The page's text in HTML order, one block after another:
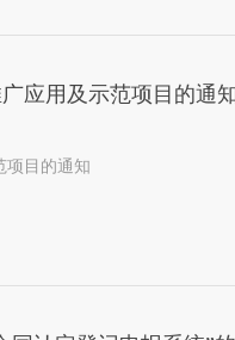
应用及示范项目的通
项目的通知